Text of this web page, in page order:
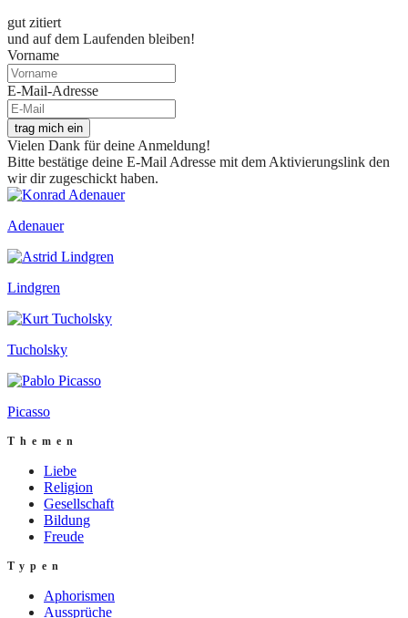
gut zitiert
und auf dem Laufenden bleiben!
Vorname
E-Mail-Adresse
trag mich ein
Vielen Dank für deine Anmeldung!
Bitte bestätige deine E-Mail Adresse mit dem Aktivierungslink den
wir dir zugeschickt haben.
Adenauer
Lindgren
Tucholsky
Picasso
Themen
Liebe
Religion
Gesellschaft
Bildung
Freude
Typen
Aphorismen
Aussprüche